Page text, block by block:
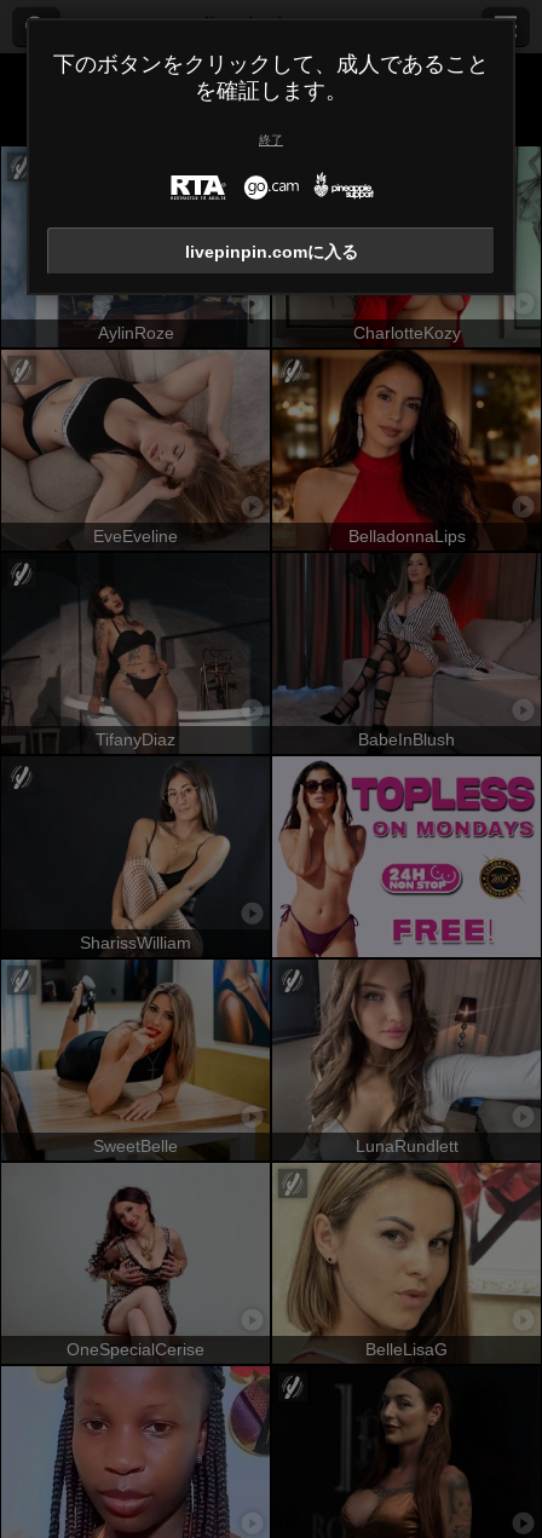
すべて (517) ガッチリ体系
AylinRoze CharlotteKozy
EveEveline BelladonnaLips
TifanyDiaz BabeInBlush
SharissWilliam
SweetBelle LunaRundlett
OneSpecialCerise BelleLisaG
下のボタンをクリックして、成人であること
を確証します。
終了
livepinpin.comに入る